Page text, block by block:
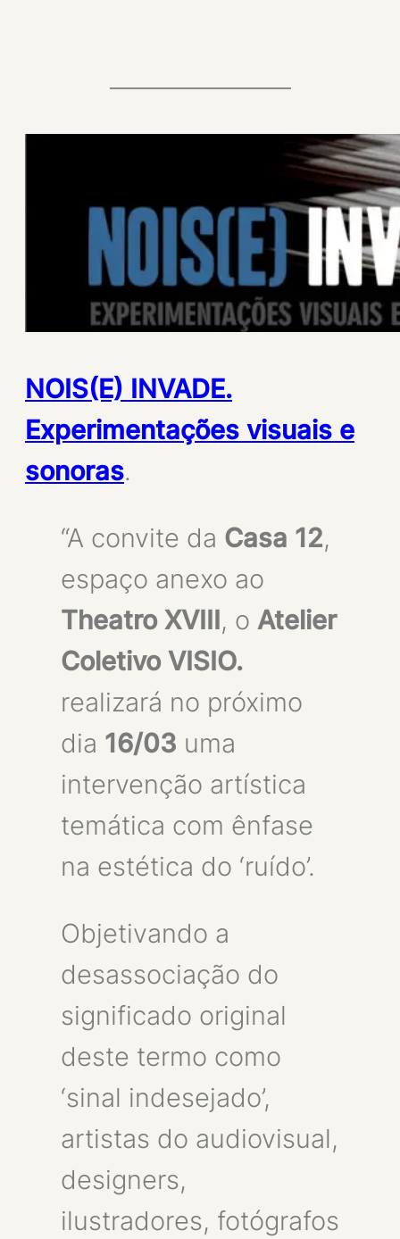
———————
NOIS(E) INVADE.
Experimentações visuais e
sonoras.
“A convite da Casa 12,
espaço anexo ao
Theatro XVIII, o Atelier
Coletivo VISIO.
realizará no próximo
dia 16/03 uma
intervenção artística
temática com ênfase
na estética do ‘ruído’.
Objetivando a
desassociação do
significado original
deste termo como
‘sinal indesejado’,
artistas do audiovisual,
designers,
ilustradores, fotógrafos